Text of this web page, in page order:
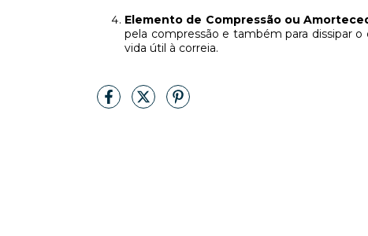
Elemento de Compressão ou
pela compressão e também para dissipar
vida útil à correia.